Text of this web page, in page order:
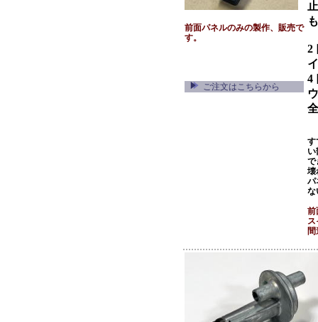
前面パネルのみの製作、販売で
す。
ご注文はこちらから
2
4
す
で
壊
パ
な
前